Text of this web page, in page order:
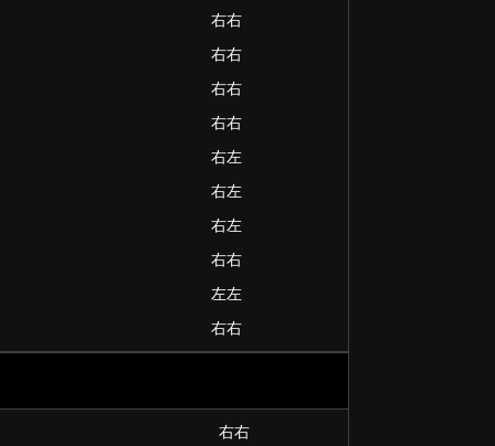
右右
右右
右右
右右
右左
右左
右左
右右
左左
右右
右右